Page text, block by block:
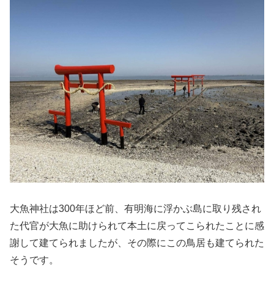
大魚神社は300年ほど前、有明海に浮かぶ島に取り残され
た代官が大魚に助けられて本土に戻ってこられたことに感
謝して建てられましたが、その際にこの鳥居も建てられた
そうです。